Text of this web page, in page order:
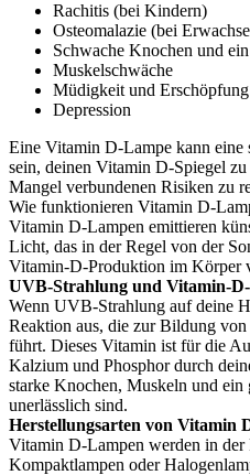
Rachitis (bei Kindern)
Osteomalazie (bei
Schwache Knochen und
Muskelschwäche
Müdigkeit und Erschöpfung
Depression
Eine Vitamin D-Lampe kann
sein, deinen Vitamin D-Spiegel
Mangel verbundenen Risiken zu
Wie funktionieren Vitamin D-
Vitamin D-Lampen emittieren
Licht, das in der Regel von der
Vitamin-D-Produktion im Körper
UVB-Strahlung und Vitamin-D-
Wenn UVB-Strahlung auf deine
Reaktion aus, die zur Bildung
führt. Dieses Vitamin ist für die
Kalzium und Phosphor durch
starke Knochen, Muskeln und ein
unerlässlich sind.
Herstellungsarten von Vitamin
Vitamin D-Lampen werden in der
Kompaktlampen oder